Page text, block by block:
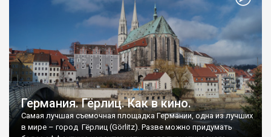
Германия. Гёрлиц. Как в кино.
Самая лучшая съемочная площадка Германии, одна из лучших
в мире – город Гёрлиц (Görlitz). Разве можно придумать